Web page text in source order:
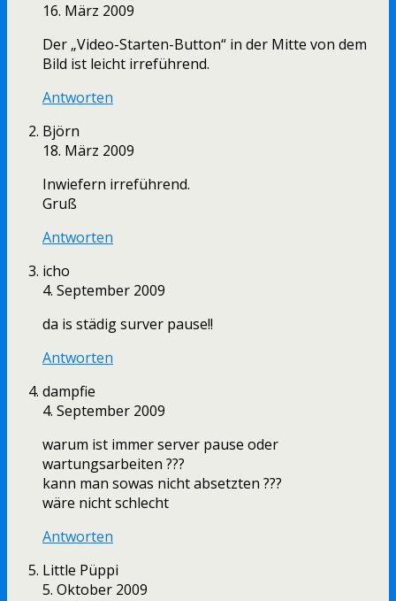
16. März 2009
Der „Video-Starten-Button“ in der Mitte von dem
Bild ist leicht irreführend.
Antworten
Björn
18. März 2009
Inwiefern irreführend.
Gruß
Antworten
icho
4. September 2009
da is städig surver pause!!
Antworten
dampfie
4. September 2009
warum ist immer server pause oder
wartungsarbeiten ???
kann man sowas nicht absetzten ???
wäre nicht schlecht
Antworten
Little Püppi
5. Oktober 2009